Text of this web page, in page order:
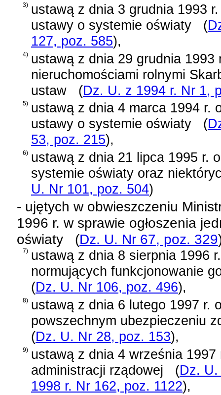
3) ustawą z dnia 3 grudnia 1993
ustawy o systemie oświaty
(
127, poz. 585),
4) ustawą z dnia 29 grudnia
nieruchomościami rolnymi
ustaw
(Dz. U. z 1994 r. Nr 1,
5) ustawą z dnia 4 marca 1994 r.
ustawy o systemie oświaty
(
53, poz. 215),
6) ustawą z dnia 21 lipca 1995 r.
systemie oświaty oraz
U. Nr 101, poz. 504)
- ujętych w obwieszczeniu
1996 r. w sprawie ogłoszenia
oświaty
(Dz. U. Nr 67, poz. 329
7) ustawą z dnia 8 sierpnia 1996
normujących funkcjonowanie
(Dz. U. Nr 106, poz. 496),
8) ustawą z dnia 6 lutego 1997 r.
powszechnym ubezpieczeniu
(Dz. U. Nr 28, poz. 153),
9) ustawą z dnia 4 września 1997
administracji rządowej
(Dz.
1998 r. Nr 162, poz. 1122),